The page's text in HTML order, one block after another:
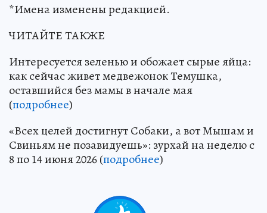
*Имена изменены редакцией.
ЧИТАЙТЕ ТАКЖЕ
Интересуется зеленью и обожает сырые яйца:
как сейчас живет медвежонок Темушка,
оставшийся без мамы в начале мая
(подробнее)
«Всех целей достигнут Собаки, а вот Мышам и
Свиньям не позавидуешь»: зурхай на неделю с
8 по 14 июня 2026 (подробнее)